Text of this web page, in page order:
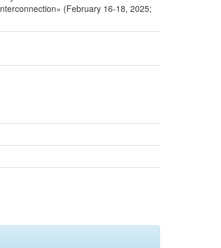
(February 16-18, 2025;